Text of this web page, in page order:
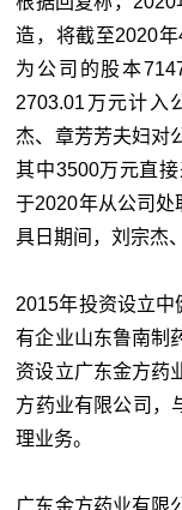
造，将截至2020
为公司的股本
2703.01万元计入
杰、章芳芳夫妇对
其中3500万元直
于2020年从公司处
具日期间，刘宗杰
2015年投资设立中
有企业山东鲁南制
资设立广东金方药
方药业有限公司，
理业务。
广东金方药业有限